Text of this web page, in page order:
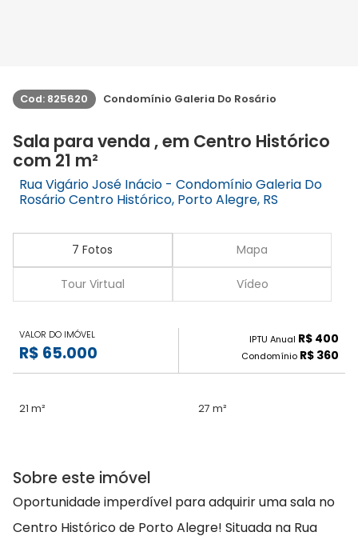
Cod: 825620 Condomínio Galeria Do Rosário
Sala para venda , em Centro Histórico
com 21 m²
Rua Vigário José Inácio - Condomínio Galeria Do
Rosário Centro Histórico, Porto Alegre, RS
7 Fotos Mapa
Tour Virtual Vídeo
VALOR DO IMÓVEL
R$ 65.000
IPTU Anual R$ 400
Condomínio R$ 360
21 m² 27 m²
Sobre este imóvel
Oportunidade imperdível para adquirir uma sala no
Centro Histórico de Porto Alegre! Situada na Rua